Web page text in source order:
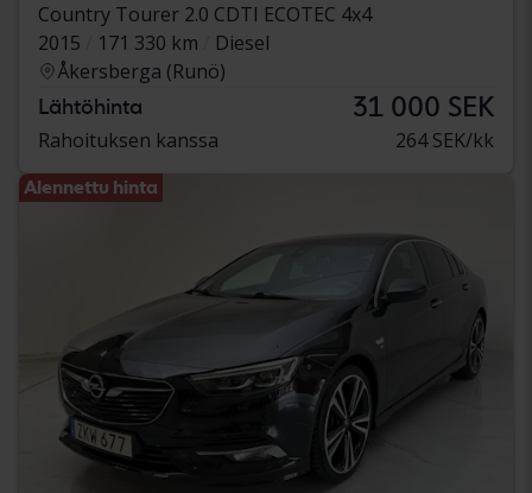
Country Tourer 2.0 CDTI ECOTEC 4x4
2015
171 330 km
Diesel
Åkersberga (Runö)
Lähtöhinta 31 000 SEK
Rahoituksen kanssa 264 SEK/kk
Alennettu hinta